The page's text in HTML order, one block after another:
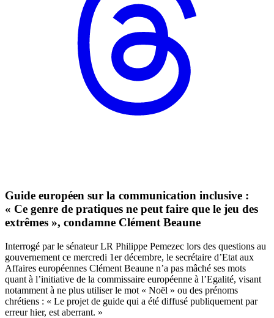
Guide européen sur la communication inclusive :
« Ce genre de pratiques ne peut faire que le jeu des
extrêmes », condamne Clément Beaune
Interrogé par le sénateur LR Philippe Pemezec lors des questions au
gouvernement ce mercredi 1er décembre, le secrétaire d’Etat aux
Affaires européennes Clément Beaune n’a pas mâché ses mots
quant à l’initiative de la commissaire européenne à l’Egalité, visant
notamment à ne plus utiliser le mot « Noël » ou des prénoms
chrétiens : « Le projet de guide qui a été diffusé publiquement par
erreur hier, est aberrant. »